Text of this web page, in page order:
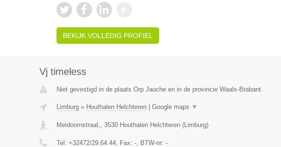
BEKIJK VOLLEDIG PROFIEL
Vj timeless
Niet gevestigd in de plaats Orp Jauche en in de provincie Waals-Brabant.
Limburg» Houthalen Helchteren| Google maps ▼
Meidoornstraat,, 3530 Houthalen Helchteren(Limburg)
Tel: +32472/29.64.44, Fax: -, BTW-nr: -